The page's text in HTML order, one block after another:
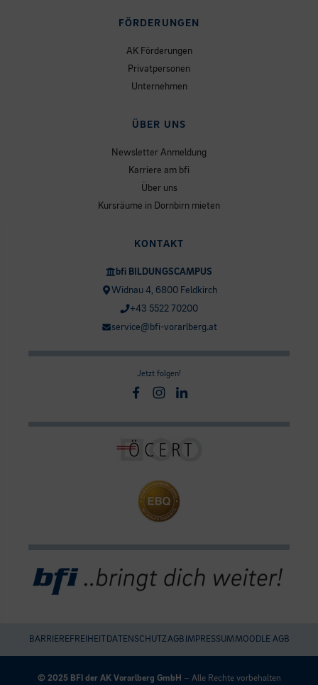
FÖRDERUNGEN
AK Förderungen
Privatpersonen
Unternehmen
ÜBER UNS
Newsletter Anmeldung
Karriere am bfi
Über uns
Kursräume in Dornbirn mieten
KONTAKT
bfi BILDUNGSCAMPUS
Widnau 4, 6800 Feldkirch
+43 5522 70200
service@bfi-vorarlberg.at
Jetzt folgen!
Facebook
Instagram
Linkedin
BARRIEREFREIHEIT DATENSCHUTZAGB IMPRESSUMMOODLE AGB
© 2025 BFI der AK Vorarlberg GmbH – Alle Rechte vorbehalten
mit